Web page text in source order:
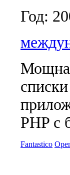
Год:
PHP с
Fantastico